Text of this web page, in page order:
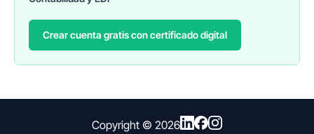
Crear cuenta gratis con certificado digital
Copyright © 2026
Pedir información sobre FinanEDI